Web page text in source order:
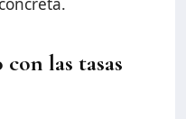
las tasas